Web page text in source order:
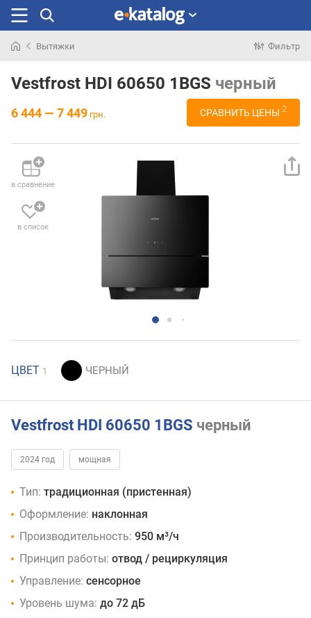
раньше
Вытяжки Фильтр
Vestfrost HDI 60650 1BGS черный
6 444 — 7 449 грн. СРАВНИТЬ ЦЕНЫ 2
в сравнение
в список
ЦВЕТ 1
Vestfrost HDI 60650 1BGS черный
2024 год мощная
Тип: традиционная (пристенная)
Оформление: наклонная
Производительность: 950 м³/ч
Принцип работы: отвод / рециркуляция
Управление: сенсорное
Уровень шума: до 72 дБ